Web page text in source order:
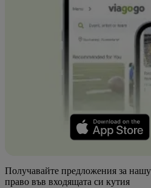
Получавайте предложения за
право във входящата си кутия